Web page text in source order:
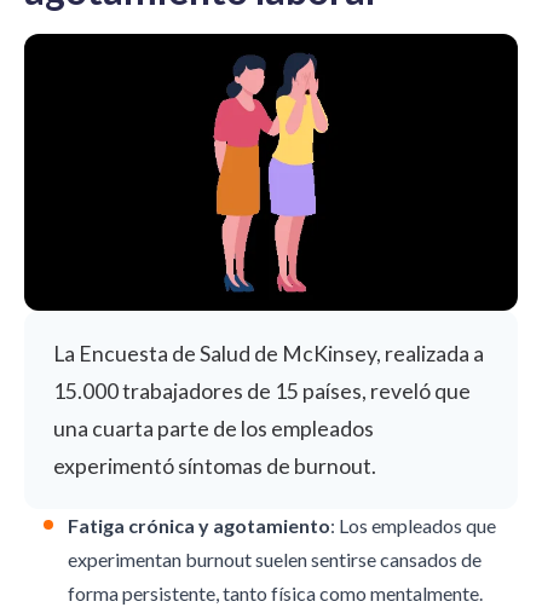
La Encuesta de Salud de McKinsey, realizada a
15.000 trabajadores de 15 países, reveló que
una cuarta parte de los empleados
experimentó síntomas de burnout.
Fatiga crónica y agotamiento: Los empleados que
experimentan burnout suelen sentirse cansados de
forma persistente, tanto física como mentalmente.